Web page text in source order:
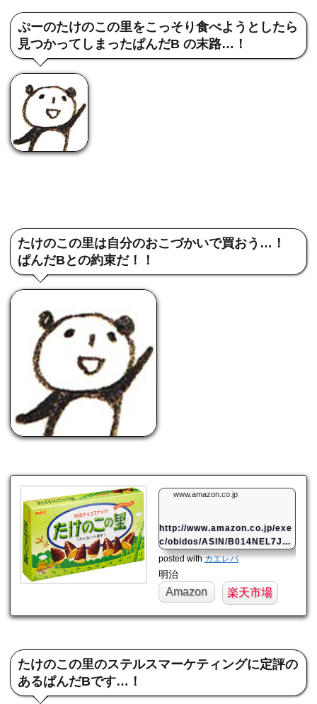
ぷーのたけのこの里をこっそり食べようとしたら
見つかってしまったぱんだB の末路…！
たけのこの里は自分のおこづかいで買おう…！
ぱんだBとの約束だ！！
www.amazon.co.jp
http://www.amazon.co.jp/exe
c/obidos/ASIN/B014NEL7JQ/
mahome94-22/ref=nosim/
posted withカエレバ
明治
Amazon 楽天市場
たけのこの里のステルスマーケティングに定評の
あるぱんだBです…！